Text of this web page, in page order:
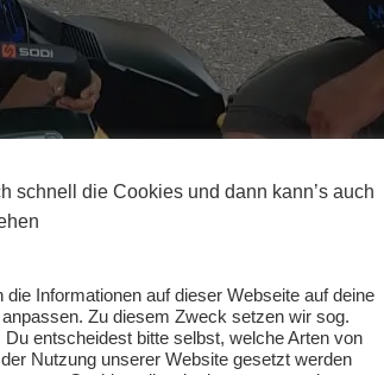
schnell die Cookies und dann kann’s auch
die Informationen auf dieser Webseite auf deine
Zu diesem Zweck setzen wir sog.
Du entscheidest bitte selbst, welche Arten von
Nutzung unserer Website gesetzt werden